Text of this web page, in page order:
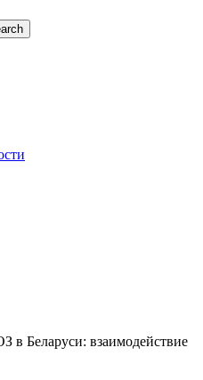
в Беларуси: взаимодействие